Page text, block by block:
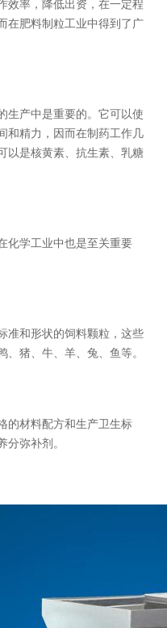
，降低出资，在一定程
而在肥料制粒工业中得到了广
中是重要的。它可以使
精力，因而在制药工作几
是核黄素、抗生素、乳糖
化学工业中也是至关重要
形状的饲料颗粒，这些
、牛、羊、兔、鱼等。
的材料配方和生产卫生标
补剂。